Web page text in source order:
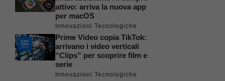
attivo: arriva la nuova app
per macOS
Innovazioni Tecnologiche
Prime Video copia TikTok:
arrivano i video verticali
“Clips” per scoprire film e
serie
Innovazioni Tecnologiche